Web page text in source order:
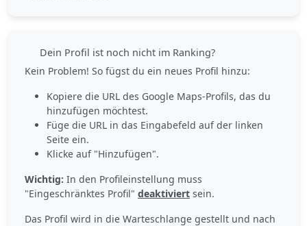
Dein Profil ist noch nicht im Ranking?
Kein Problem! So fügst du ein neues Profil hinzu:
Kopiere die URL des Google Maps-Profils, das du
hinzufügen möchtest.
Füge die URL in das Eingabefeld auf der linken
Seite ein.
Klicke auf "Hinzufügen".
Wichtig: In den Profileinstellung muss
"Eingeschränktes Profil" deaktiviert sein.
Das Profil wird in die Warteschlange gestellt und nach